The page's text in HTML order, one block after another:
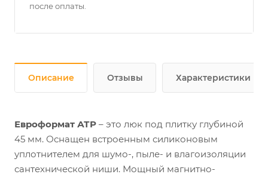
после оплаты.
Описание Отзывы Характеристики
Евроформат АТР – это люк под плитку глубиной
45 мм. Оснащен встроенным силиконовым
уплотнителем для шумо-, пыле- и влагоизоляции
сантехнической ниши. Мощный магнитно-